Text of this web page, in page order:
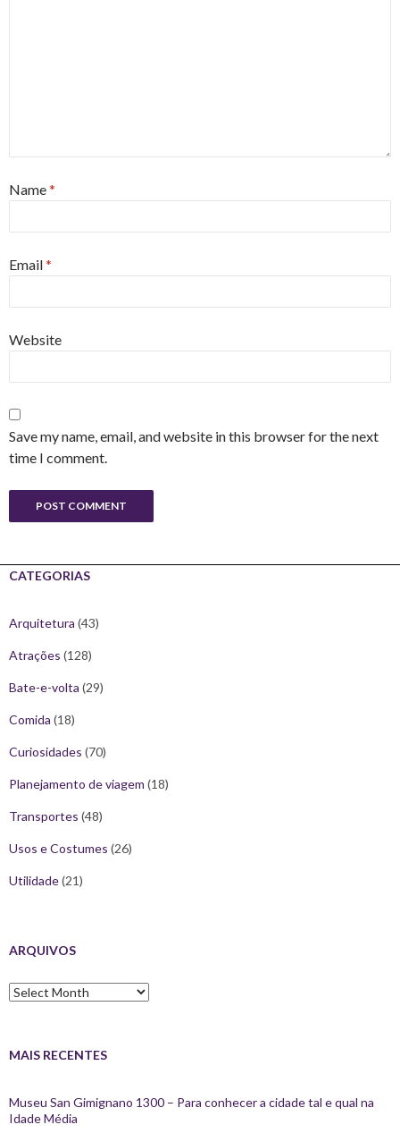
Name*
Email*
Website
Save my name, email, and website in this browser for the next
time I comment.
CATEGORIAS
Arquitetura (43)
Atrações (128)
Bate-e-volta (29)
Comida (18)
Curiosidades (70)
Planejamento de viagem (18)
Transportes (48)
Usos e Costumes (26)
Utilidade(21)
ARQUIVOS
Arquivos
MAIS RECENTES
Museu San Gimignano 1300 – Para conhecer a cidade tal e qual na
Idade Média